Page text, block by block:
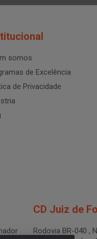
somos
de Excelência
de Privacidade
CD Juiz de
Rodovia BR-040 ,